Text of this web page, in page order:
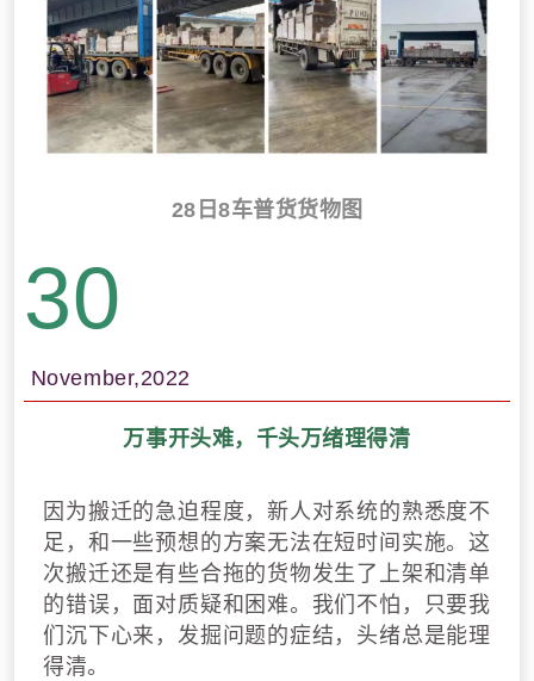
28日8车普货货物图
30
November,2022
万事开头难，千头万绪理得清
因为搬迁的急迫程度，新人对系统的熟悉度不
足，和一些预想的方案无法在短时间实施。这
次搬迁还是有些合拖的货物发生了上架和清单
的错误，面对质疑和困难。我们不怕，只要我
们沉下心来，发掘问题的症结，头绪总是能理
得清。